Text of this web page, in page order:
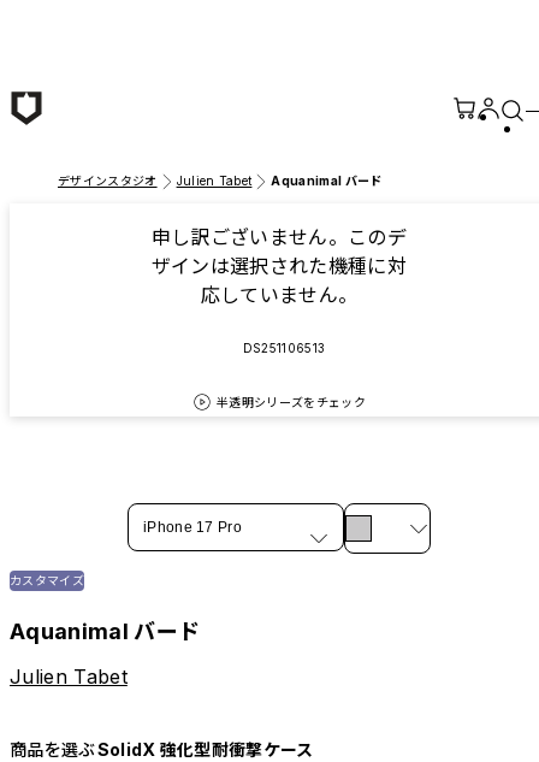
デザインスタジオ Julien Tabet Aquanimal バード
申し訳ございません。このデ
ザインは選択された機種に対
応していません。
DS251106513
半透明シリーズをチェック
iPhone 17 Pro
カスタマイズ
Aquanimal バード
Julien Tabet
商品を選ぶSolidX 強化型耐衝撃ケース